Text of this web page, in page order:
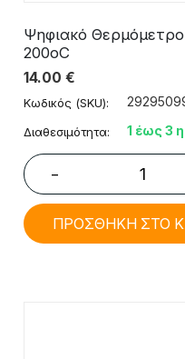
Ψηφιακό
200οC
14.00 €
Κωδικός (SKU):
Διαθεσιμότητα: 1 έως 3
−
ΠΡΟΣΘΗΚΗ ΣΤΟ